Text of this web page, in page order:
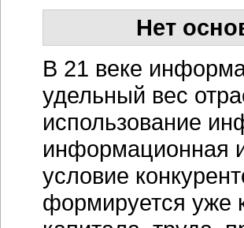
Нет
В 21 веке
удельный вес
использование
информационная
условие
формируется уже